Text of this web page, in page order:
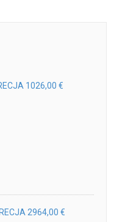
1026,00 €
2964,00 €